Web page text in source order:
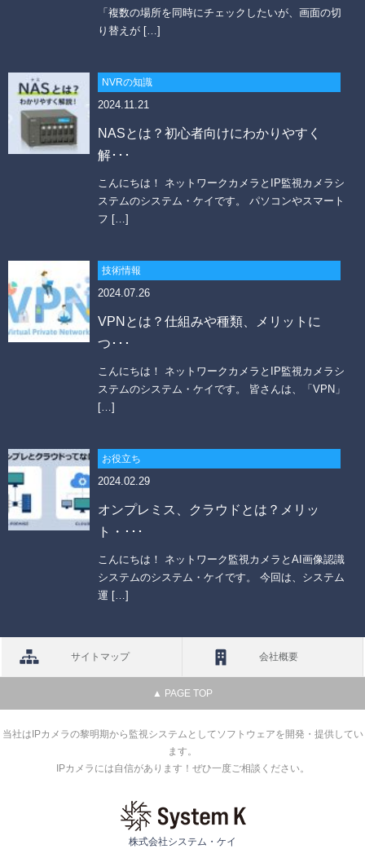
「複数の場所を同時にチェックしたいが、画面の切
り替えが […]
NVRの知識
2024.11.21
NASとは？初心者向けにわかりやすく
解･･･
こんにちは！ ネットワークカメラとIP監視カメラシ
ステムのシステム・ケイです。 パソコンやスマート
フ […]
技術情報
2024.07.26
VPNとは？仕組みや種類、メリットに
つ･･･
こんにちは！ ネットワークカメラとIP監視カメラシ
ステムのシステム・ケイです。 皆さんは、「VPN」
[…]
お役立ち
2024.02.29
オンプレミス、クラウドとは？メリッ
ト・･･･
こんにちは！ ネットワーク監視カメラとAI画像認識
システムのシステム・ケイです。 今回は、システム
運 […]
サイトマップ 会社概要
▲ PAGE TOP
当社はIPカメラの黎明期から監視システムとしてソフトウェアを開発・提供してい
ます。
IPカメラには自信があります！ぜひ一度ご相談ください。
株式会社システム・ケイ